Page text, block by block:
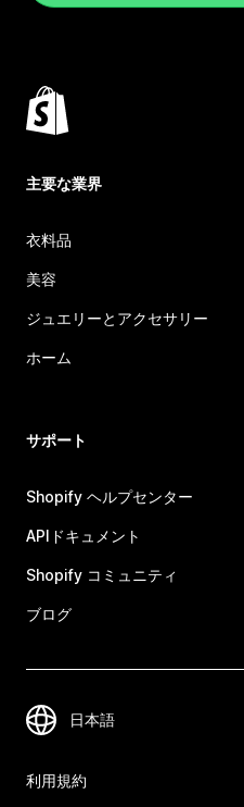
主要な業界
衣料品
美容
ジュエリーとアクセサリー
ホーム
サポート
Shopify ヘルプセンター
APIドキュメント
Shopify コミュニティ
ブログ
利用規約